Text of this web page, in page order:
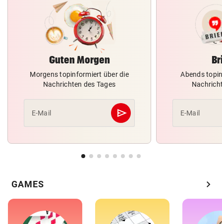
Guten Morgen
Morgens topinformiert über die
Nachrichten des Tages
E-Mail send
Abschicken
Abends
E-Mail
GAMES chevron_right